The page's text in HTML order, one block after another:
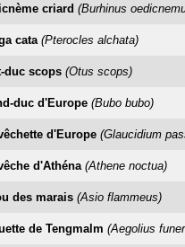
criard (Burhinus
cata (Pterocles alchata)
duc scops (Otus scops)
duc d'Europe (Bubo bubo)
d'Europe (Glaucidium
d'Athéna (Athene noctua)
des marais (Asio flammeus)
de Tengmalm (Aegolius